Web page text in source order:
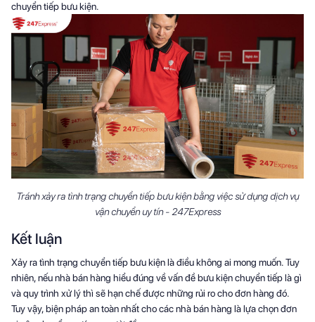
chuyển tiếp bưu kiện.
Tránh xảy ra tình trạng chuyển tiếp bưu kiện bằng việc sử dụng dịch vụ
vận chuyển uy tín - 247Express
Kết luận
Xảy ra tình trạng chuyển tiếp bưu kiện là điều không ai mong muốn. Tuy
nhiên, nếu nhà bán hàng hiểu đúng về vấn đề bưu kiện chuyển tiếp là gì
và quy trình xử lý thì sẽ hạn chế được những rủi ro cho đơn hàng đó.
Tuy vậy, biện pháp an toàn nhất cho các nhà bán hàng là lựa chọn đơn